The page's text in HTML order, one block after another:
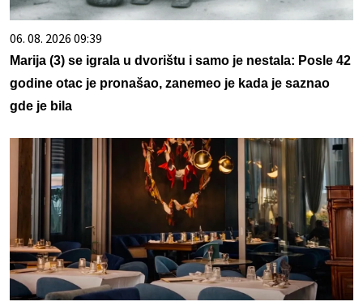
06. 08. 2026 09:39
Marija (3) se igrala u dvorištu i samo je nestala: Posle 42
godine otac je pronašao, zanemeo je kada je saznao
gde je bila